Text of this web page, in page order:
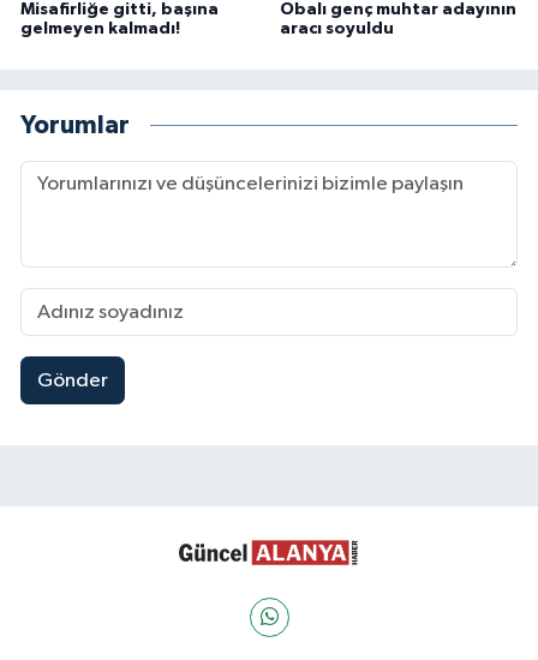
Misafirliğe gitti, başına
gelmeyen kalmadı!
Obalı genç muhtar adayının
aracı soyuldu
Yorumlar
Gönder